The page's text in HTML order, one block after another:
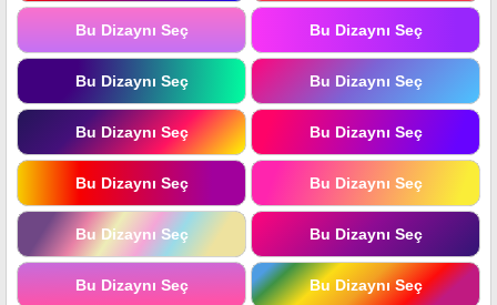
Bu Dizaynı Seç Bu Dizaynı Seç
Bu Dizaynı Seç Bu Dizaynı Seç
Bu Dizaynı Seç Bu Dizaynı Seç
Bu Dizaynı Seç Bu Dizaynı Seç
Bu Dizaynı Seç Bu Dizaynı Seç
Bu Dizaynı Seç Bu Dizaynı Seç